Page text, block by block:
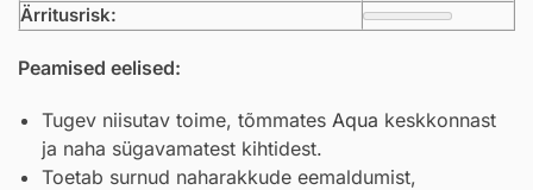
Ärritusrisk:
Peamised eelised:
Tugev niisutav toime, tõmmates Aqua keskkonnast
ja naha sügavamatest kihtidest.
Toetab surnud naharakkude eemaldumist,